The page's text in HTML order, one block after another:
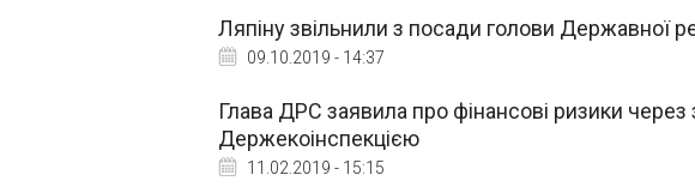
Ляпіну звільнили з посади голови Державної
09.10.2019 - 14:37
Глава ДРС заявила про фінансові ризики через
Держекоінспекцією
11.02.2019 - 15:15